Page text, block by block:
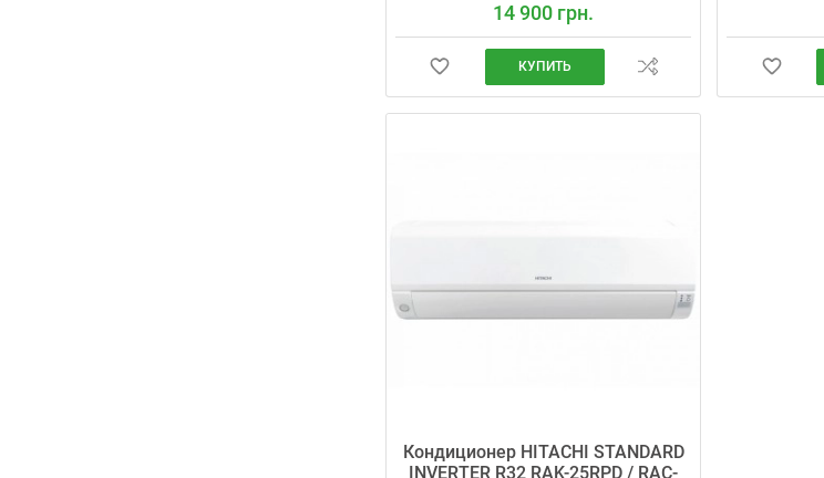
14 900 грн.
КУПИТЬ
Кондиционер HITACHI STANDARD
INVERTER R32 RAK-25RPD / RAC-